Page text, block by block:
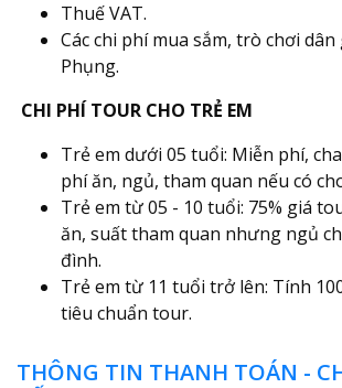
Thuế VAT.
Các chi phí mua sắm, trò chơi
Phụng.
CHI PHÍ TOUR CHO TRẺ EM
Trẻ em dưới 05 tuổi: Miễn phí,
phí ăn, ngủ, tham quan nếu có
Trẻ em từ 05 - 10 tuổi: 75% giá
ăn, suất tham quan nhưng ngủ
đình.
Trẻ em từ 11 tuổi trở lên: Tính
tiêu chuẩn tour.
THÔNG TIN THANH TOÁN -